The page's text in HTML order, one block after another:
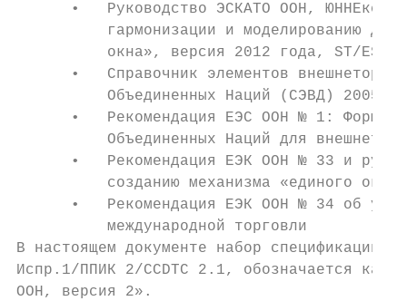
•   Руководство ЭСКАТО ООН, ЮННЕксТ,
гармонизации и моделированию
окна», версия 2012 года, ST/
•   Справочник элементов
Объединенных Наций (СЭВД) 2005
•   Рекомендация ЕЭС ООН № 1:
Объединенных Наций для
•   Рекомендация ЕЭК ООН № 33 и
          созданию механизма «единого окна»
•   Рекомендация ЕЭК ООН № 34 об
          международной торговли
В настоящем документе набор спецификаций,
Испр.1/ППИК 2/CCDTC 2.1, обозначается как
ООН, версия 2».